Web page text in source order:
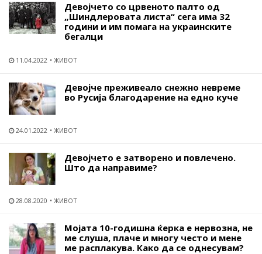
Девојчето со црвеното палто од
„Шиндлеровата листа“ сега има 32
години и им помага на украинските
бегалци
11.04.2022 ЖИВОТ
Девојче преживеало снежно невреме
во Русија благодарение на едно куче
24.01.2022 ЖИВОТ
Девојчето е затворено и повлечено.
Што да направиме?
28.08.2020 ЖИВОТ
Mојата 10-годишна ќерка е нервозна, не
ме слуша, плаче и многу често и мене
ме расплакува. Како да се однесувам?